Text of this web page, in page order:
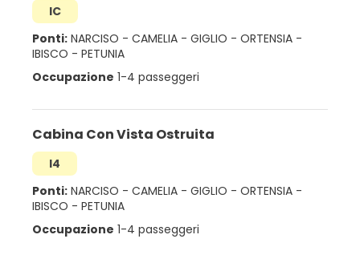
IC
Ponti: NARCISO - CAMELIA - GIGLIO - ORTENSIA -
IBISCO - PETUNIA
Occupazione 1-4 passeggeri
Cabina Con Vista Ostruita
I4
Ponti: NARCISO - CAMELIA - GIGLIO - ORTENSIA -
IBISCO - PETUNIA
Occupazione 1-4 passeggeri